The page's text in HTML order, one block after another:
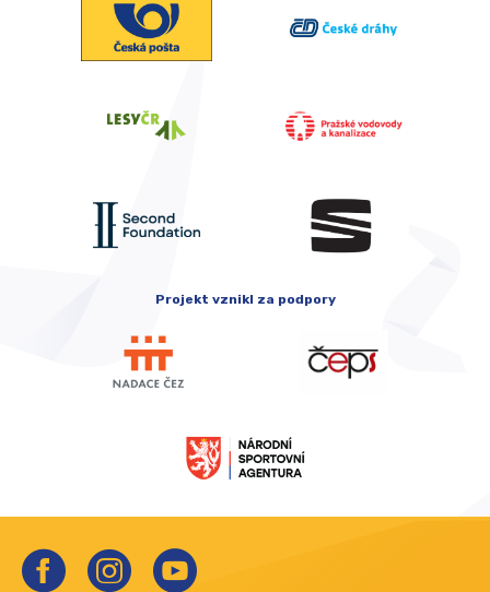
Projekt vznikl za podpory